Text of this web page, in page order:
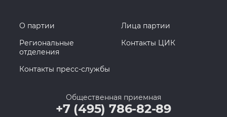
О партии
Лица партии
Региональные
отделения
Контакты ЦИК
Контакты пресс-службы
Общественная приемная
+7 (495) 786-82-89